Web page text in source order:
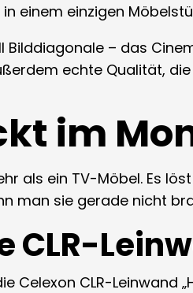
einem einzigen
Bilddiagonale – das
echte Qualität,
im
als ein TV-Möbel. Es
man sie gerade nicht
CLR-
Celexon CLR-Leinwand